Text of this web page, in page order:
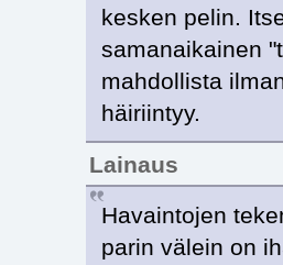
kesken pelin.
samanaikainen
mahdollista
häiriintyy.
Lainaus
Havaintojen
parin välein on